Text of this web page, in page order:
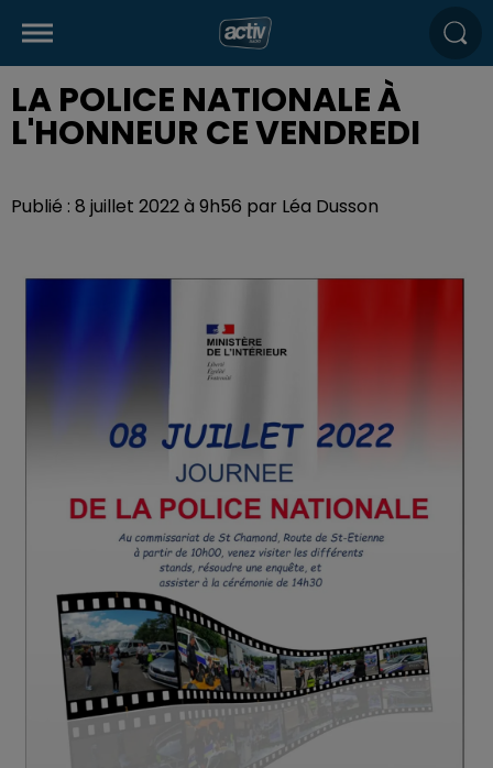
LA POLICE NATIONALE À
L'HONNEUR CE VENDREDI
Publié : 8 juillet 2022 à 9h56 par Léa Dusson